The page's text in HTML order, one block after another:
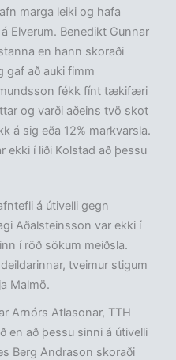
marga leiki og hafa
Elverum. Benedikt Gunnar
en hann skoraði
gaf að auki fimm
fékk fínt tækifæri
og varði aðeins tvö skot
á sig eða 12% markvarsla.
ekki í liði Kolstad að þessu
á útivelli gegn
Aðalsteinsson var ekki í
í röð sökum meiðsla.
tveimur stigum
Malmö.
Arnórs Atlasonar, TTH
en að þessu sinni á útivelli
Berg Andrason skoraði